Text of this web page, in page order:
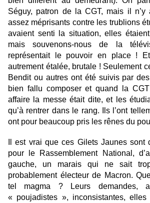
Séguy, patron de la CGT, mais il
assez méprisants contre les trublions
avaient senti la situation, elles
mais souvenons-nous de la
représentait le pouvoir en place !
autrement étalée, brutale ! Seulement
Bendit ou autres ont été suivis par
bien fallu composer et quand la
affaire la messe était dite, et les
qu’à rentrer dans le rang. Ils l’ont
ont pour beaucoup pris les rênes du
Il est vrai que ces Gilets Jaunes sont
pour le Rassemblement National,
gauche, un marais qui ne sait
probablement électeur de Macron.
tel magma ? Leurs demandes,
« poujadistes », inconsistantes,